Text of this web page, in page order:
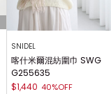
SNIDEL
喀什米爾混紡圍巾 SWG
G255635
$1,440 40%OFF